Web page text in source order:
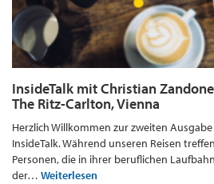
InsideTalk mit Christian
The Ritz-Carlton, Vienna
Herzlich Willkommen zur zweiten
InsideTalk. Während unseren Reisen
Personen, die in ihrer beruflichen
der… Weiterlesen